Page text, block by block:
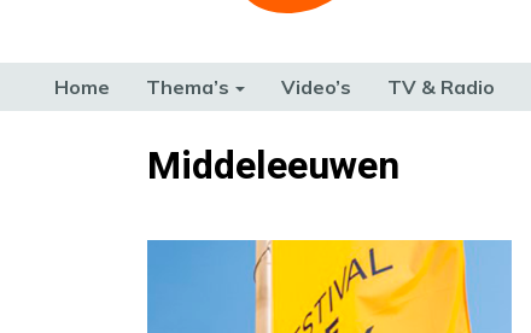
Home Thema’s Video’s TV & Radio
TERUG NAAR TOENMiddeleeuwen